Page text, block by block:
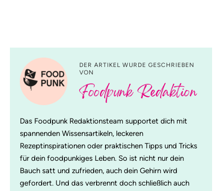
DER ARTIKEL WURDE GESCHRIEBEN
VON
Foodpunk Redaktion
Das Foodpunk Redaktionsteam supportet dich mit
spannenden Wissensartikeln, leckeren
Rezeptinspirationen oder praktischen Tipps und Tricks
für dein foodpunkiges Leben. So ist nicht nur dein
Bauch satt und zufrieden, auch dein Gehirn wird
gefordert. Und das verbrennt doch schließlich auch